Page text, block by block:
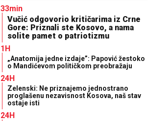
33min
Vučić odgovorio kritičarima iz Crne
Gore: Priznali ste Kosovo, a nama
solite pamet o patriotizmu
1H
„Anatomija jedne izdaje”: Papović žestoko
o Mandićevom političkom preobražaju
24H
Zelenski: Ne priznajemo jednostrano
proglašenu nezavisnost Kosova, naš stav
ostaje isti
24H